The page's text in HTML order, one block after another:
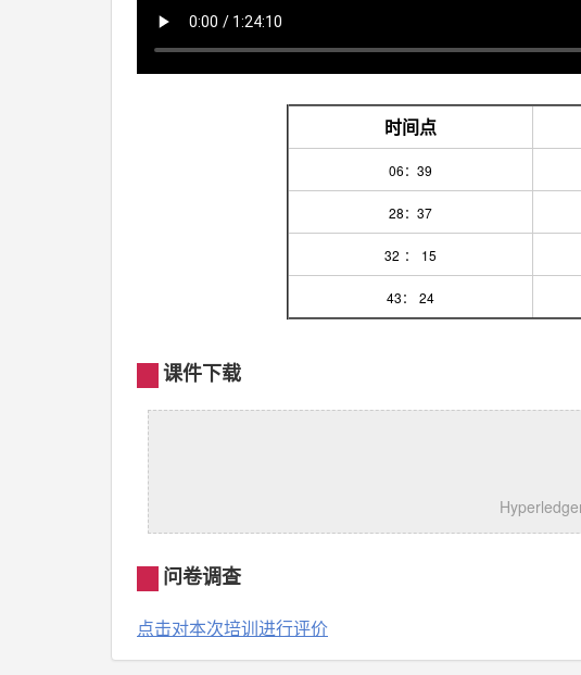
时间点
06：39
28：37
32 ： 15
43： 24
课件下载
问卷调查
点击对本次培训进行评价